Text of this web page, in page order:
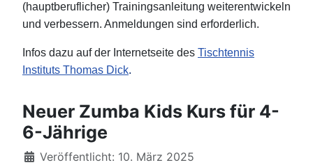
(hauptberuflicher) Trainingsanleitung weiterentwickeln
und verbessern. Anmeldungen sind erforderlich.
Infos dazu auf der Internetseite des Tischtennis
Instituts Thomas Dick.
Neuer Zumba Kids Kurs für 4-
6-Jährige
Details
Veröffentlicht: 10. März 2025